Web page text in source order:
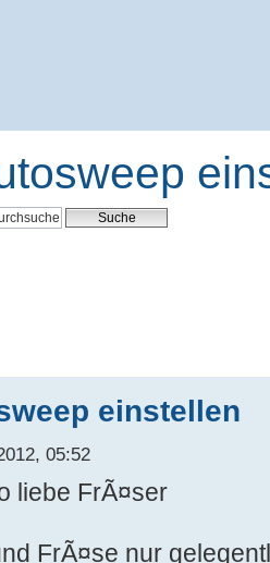
einstellen
05:52
liebe FrÃ¤ser
FrÃ¤se nur